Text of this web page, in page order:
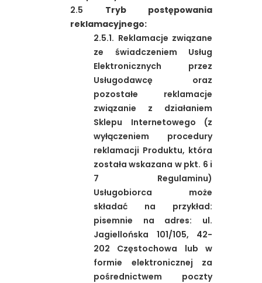
2.5 Tryb postępowania
reklamacyjnego:
2.5.1. Reklamacje związane
ze świadczeniem Usług
Elektronicznych przez
Usługodawcę oraz
pozostałe reklamacje
związanie z działaniem
Sklepu Internetowego (z
wyłączeniem procedury
reklamacji Produktu, która
została wskazana w pkt. 6 i
7 Regulaminu)
Usługobiorca może
składać na przykład:
pisemnie na adres: ul.
Jagiellońska 101/105, 42-
202 Częstochowa lub w
formie elektronicznej za
pośrednictwem poczty